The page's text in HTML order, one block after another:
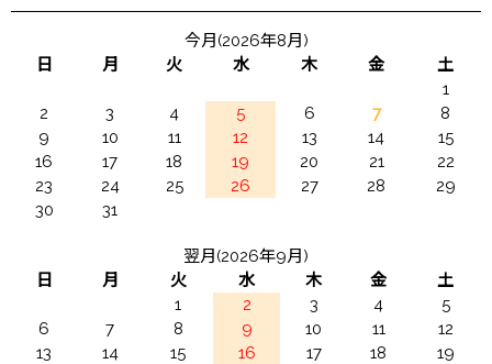
今月(2026年8月)
日
月 火 水 木 金
土
1
2
3 4 5 6 7
8
9
10 11 12 13 14
15
16
17 18 19 20 21
22
23
24 25 26 27 28
29
30
31
翌月(2026年9月)
日
月 火 水 木 金
土
1
2 3 4
5
6
7 8 9 10 11
12
13
14 15 16 17 18
19